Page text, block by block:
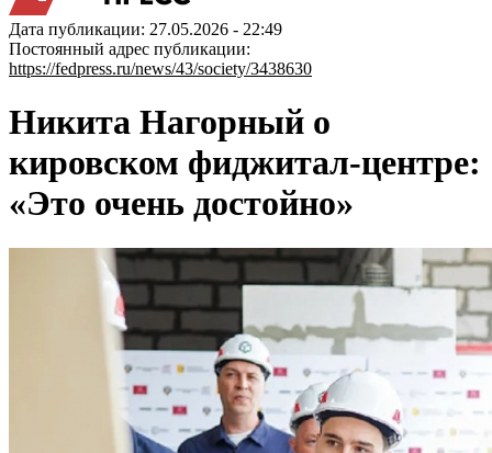
Дата публикации: 27.05.2026 - 22:49
Постоянный адрес публикации:
https://fedpress.ru/news/43/society/3438630
Никита Нагорный о
кировском фиджитал-центре:
«Это очень достойно»